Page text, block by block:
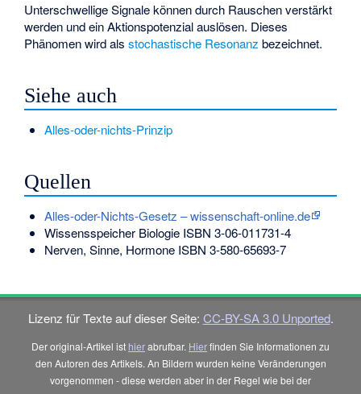
Unterschwellige Signale können durch Rauschen verstärkt
werden und ein Aktionspotenzial auslösen. Dieses
Phänomen wird alsstochastische Resonanz bezeichnet.
Siehe auch
Alles-oder-nichts-Prinzip
Quellen
Alles-oder-Nichts-Gesetz – wissenschaft-online.de
Wissensspeicher Biologie ISBN 3-06-011731-4
Nerven, Sinne, Hormone ISBN 3-580-65693-7
Lizenz für Texte auf dieser Seite: CC-BY-SA 3.0 Unported.
Der original-Artikel ist hierabrufbar. Hierfinden Sie Informationen zu
den Autoren des Artikels. An Bildern wurden keine Veränderungen
vorgenommen - diese werden aber in der Regel wie bei der